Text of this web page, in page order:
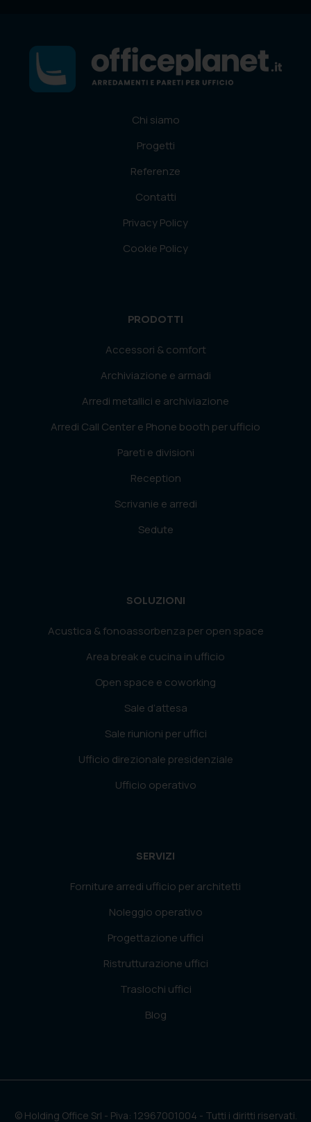
Chi siamo
Progetti
Referenze
Contatti
Privacy Policy
Cookie Policy
PRODOTTI
Accessori & comfort
Archiviazione e armadi
Arredi metallici e archiviazione
Arredi Call Center e Phone booth per ufficio
Pareti e divisioni
Reception
Scrivanie e arredi
Sedute
SOLUZIONI
Acustica & fonoassorbenza per open space
Area break e cucina in ufficio
Open space e coworking
Sale d’attesa
Sale riunioni per uffici
Ufficio direzionale presidenziale
Ufficio operativo
SERVIZI
Forniture arredi ufficio per architetti
Noleggio operativo
Progettazione uffici
Ristrutturazione uffici
Traslochi uffici
Blog
© Holding Office Srl - Piva: 12967001004 - Tutti i diritti riservati.